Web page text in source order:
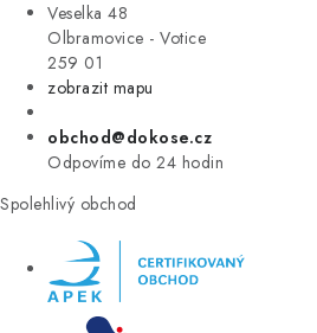
Veselka 48
Olbramovice - Votice
259 01
zobrazit mapu
obchod@dokose.cz
Odpovíme do 24 hodin
Spolehlivý obchod
VÝPRODEJ
ZNAČKY
Úvod Kontakt Blog
Moje objednávka